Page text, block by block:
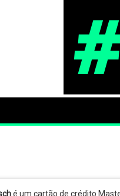
é um cartão de crédito